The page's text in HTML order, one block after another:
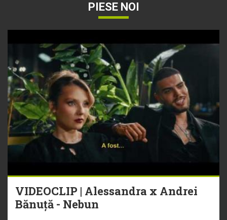
PIESE NOI
VIDEOCLIP | Alessandra x Andrei
Bănuță - Nebun